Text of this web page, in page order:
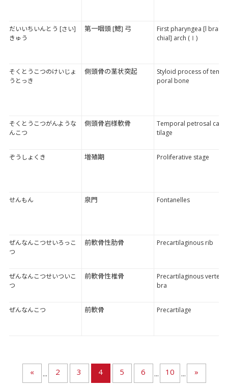
だいいちいんとう [さい]
きゅう
第一咽頭 [鰓] 弓
First pharyngea [l bran
chial] arch (Ⅰ)
そくとうこつのけいじょ
うとっき
側頭骨の茎状突起
Styloid process of tem
poral bone
そくとうこつがんような
んこつ
側頭骨岩様軟骨
Temporal petrosal car
tilage
ぞうしょくき 増殖期 Proliferative stage
せんもん 泉門 Fontanelles
ぜんなんこつせいろっこ
つ
前軟骨性肋骨 Precartilaginous rib
ぜんなんこつせいついこ
つ
前軟骨性椎骨
Precartilaginous verte
bra
ぜんなんこつ 前軟骨 Precartilage
« ... 2 3 4 5 6 ... 10 ... »